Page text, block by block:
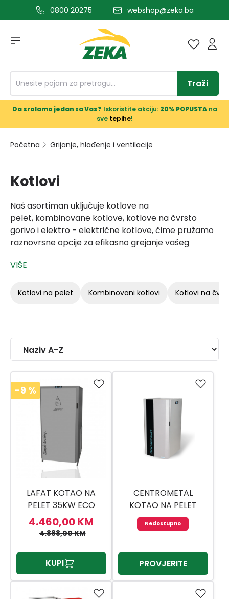
glavni sadržaj0800 20275 webshop@zeka.ba
Traži
Da srolamo jedan za Vas? Iskoristite akciju: 20% POPUSTAna
sve tepihe!
Početna Grijanje, hlađenje i ventilacije
Kotlovi
Naš asortiman uključuje kotlove na
pelet, kombinovane kotlove, kotlove na čvrsto
gorivo i elektro - električne kotlove, čime pružamo
raznovrsne opcije za efikasno grejanje vašeg
kao što su Centrometal, Lafat i Thermoflux, kao i
visokokvalitetne električne kotlove marke Vaillant.
grejanje.
kotlovi na pelet kombinovani kotlovi kotlovi na
-9 %
LAFAT KOTAO NA
PELET 35KW ECO
SMART
4.460,00 KM
4.888,00 KM
KUPI
CENTROMETAL
KOTAO NA PELET
CENTROPELET ZVB 16
CTM
Nedostupno
PROVJERITE